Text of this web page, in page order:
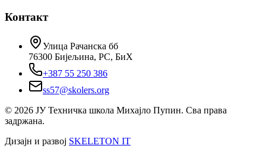
Контакт
Улица Рачанска бб
76300 Бијељина, РС, БиХ
+387 55 250 386
ss57@skolers.org
© 2026 ЈУ Техничка школа Михајло Пупин. Сва права
задржана.
Дизајн и развој SKELETON IT